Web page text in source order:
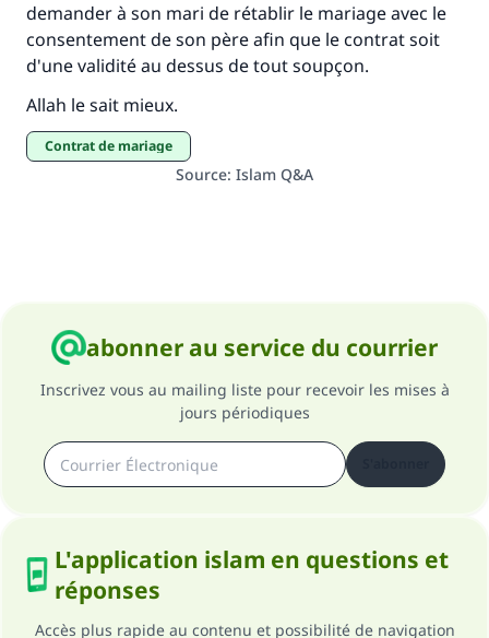
demander à son mari de rétablir le mariage avec le
consentement de son père afin que le contrat soit
d'une validité au dessus de tout soupçon.
Allah le sait mieux.
contrat de mariage
Source: Islam Q&A
abonner au service du courrier
Inscrivez vous au mailing liste pour recevoir les mises à
jours périodiques
L'application islam en questions et
réponses
Accès plus rapide au contenu et possibilité de navigation